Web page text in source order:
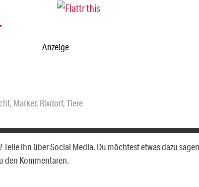
Anzeige
, Marker, Rixdorf,Tiere
Teile ihn über Social Media. Du möchtest etwas dazu
den Kommentaren.